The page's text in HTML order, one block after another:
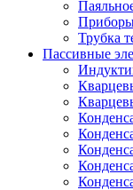
Трубка
Пассивные